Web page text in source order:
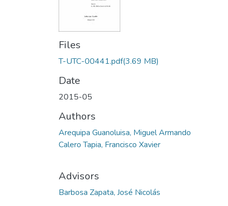
Files
T-UTC-00441.pdf(3.69 MB)
Date
2015-05
Authors
Arequipa Guanoluisa, Miguel Armando
Calero Tapia, Francisco Xavier
Advisors
Barbosa Zapata, José Nicolás